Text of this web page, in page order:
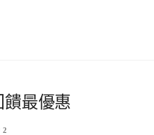
饋最優惠
2